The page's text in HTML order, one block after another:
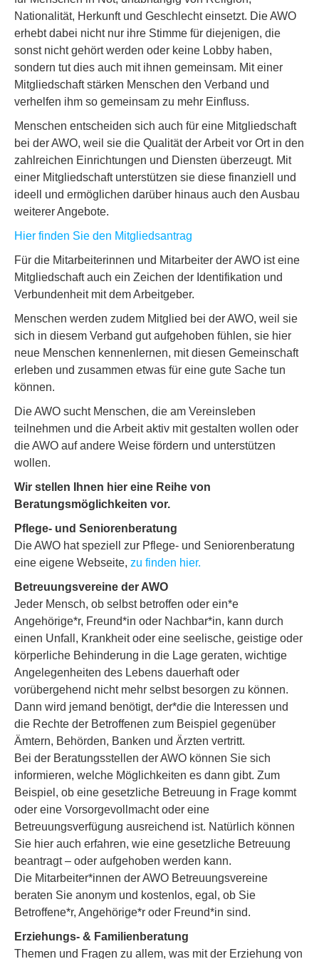
Nationalität, Herkunft und Geschlecht einsetzt. Die AWO
erhebt dabei nicht nur ihre Stimme für diejenigen, die
sonst nicht gehört werden oder keine Lobby haben,
sondern tut dies auch mit ihnen gemeinsam. Mit einer
Mitgliedschaft stärken Menschen den Verband und
verhelfen ihm so gemeinsam zu mehr Einfluss.
Menschen entscheiden sich auch für eine Mitgliedschaft
bei der AWO, weil sie die Qualität der Arbeit vor Ort in den
zahlreichen Einrichtungen und Diensten überzeugt. Mit
einer Mitgliedschaft unterstützen sie diese finanziell und
ideell und ermöglichen darüber hinaus auch den Ausbau
weiterer Angebote.
Hier finden Sie den Mitgliedsantrag
Für die Mitarbeiterinnen und Mitarbeiter der AWO ist eine
Mitgliedschaft auch ein Zeichen der Identifikation und
Verbundenheit mit dem Arbeitgeber.
Menschen werden zudem Mitglied bei der AWO, weil sie
sich in diesem Verband gut aufgehoben fühlen, sie hier
neue Menschen kennenlernen, mit diesen Gemeinschaft
erleben und zusammen etwas für eine gute Sache tun
können.
Die AWO sucht Menschen, die am Vereinsleben
teilnehmen und die Arbeit aktiv mit gestalten wollen oder
die AWO auf andere Weise fördern und unterstützen
wollen.
Wir stellen Ihnen hier eine Reihe von
Beratungsmöglichkeiten vor.
Pflege- und Seniorenberatung
Die AWO hat speziell zur Pflege- und Seniorenberatung
eine eigene Webseite, zu finden hier.
Betreuungsvereine der AWO
Jeder Mensch, ob selbst betroffen oder ein*e
Angehörige*r, Freund*in oder Nachbar*in, kann durch
einen Unfall, Krankheit oder eine seelische, geistige oder
körperliche Behinderung in die Lage geraten, wichtige
Angelegenheiten des Lebens dauerhaft oder
vorübergehend nicht mehr selbst besorgen zu können.
Dann wird jemand benötigt, der*die die Interessen und
die Rechte der Betroffenen zum Beispiel gegenüber
Ämtern, Behörden, Banken und Ärzten vertritt.
Bei der Beratungsstellen der AWO können Sie sich
informieren, welche Möglichkeiten es dann gibt. Zum
Beispiel, ob eine gesetzliche Betreuung in Frage kommt
oder eine Vorsorgevollmacht oder eine
Betreuungsverfügung ausreichend ist. Natürlich können
Sie hier auch erfahren, wie eine gesetzliche Betreuung
beantragt – oder aufgehoben werden kann.
Die Mitarbeiter*innen der AWO Betreuungsvereine
beraten Sie anonym und kostenlos, egal, ob Sie
Betroffene*r, Angehörige*r oder Freund*in sind.
Erziehungs- & Familienberatung
Themen und Fragen zu allem, was mit der Erziehung von